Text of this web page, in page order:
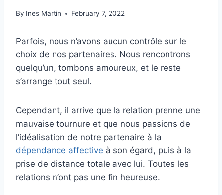
By Ines Martin February 7, 2022
Parfois, nous n’avons aucun contrôle sur le
choix de nos partenaires. Nous rencontrons
quelqu’un, tombons amoureux, et le reste
s’arrange tout seul.
Cependant, il arrive que la relation prenne une
mauvaise tournure et que nous passions de
l’idéalisation de notre partenaire à la
dépendance affective à son égard, puis à la
prise de distance totale avec lui. Toutes les
relations n’ont pas une fin heureuse.